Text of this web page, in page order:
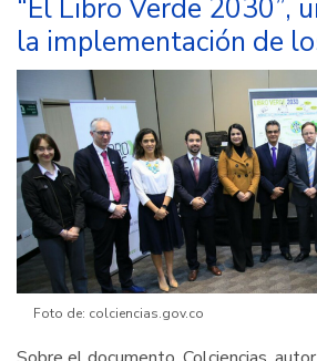
agro
colombiano
“El Libro Verde 2030”,
la implementación de
Foto de: colciencias.gov.co